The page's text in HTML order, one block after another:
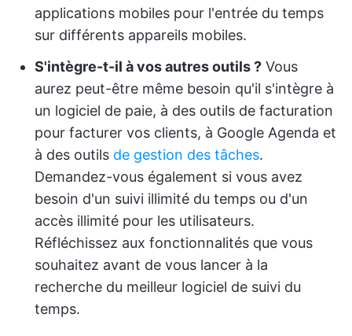
applications mobiles pour l'entrée du temps
sur différents appareils mobiles.
S'intègre-t-il à vos autres outils ? Vous
aurez peut-être même besoin qu'il s'intègre à
un logiciel de paie, à des outils de facturation
pour facturer vos clients, à Google Agenda et
à des outils de gestion des tâches.
Demandez-vous également si vous avez
besoin d'un suivi illimité du temps ou d'un
accès illimité pour les utilisateurs.
Réfléchissez aux fonctionnalités que vous
souhaitez avant de vous lancer à la
recherche du meilleur logiciel de suivi du
temps.